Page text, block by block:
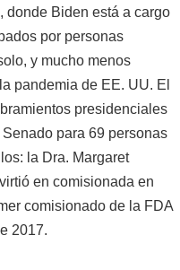
donde Biden está a cargo
por personas
y mucho menos
pandemia de EE. UU. El
presidenciales
para 69 personas
la Dra. Margaret
en comisionada en
comisionado de la FDA
2017.